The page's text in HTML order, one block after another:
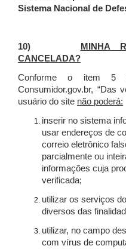
Sistema Nacional de
10)
MINHA
CANCELADA?
Conforme o item 5
Consumidor.gov.br, “Das
usuário do site não poderá:
inserir no sistema
usar endereços de
correio eletrônico
parcialmente ou
informações cuja
verificada;
utilizar os serviços
diversos das
utilizar, no campo
com vírus de